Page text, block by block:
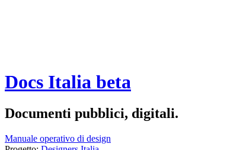
Docs Italia beta
Documenti pubblici, digitali.
Manuale operativo di design